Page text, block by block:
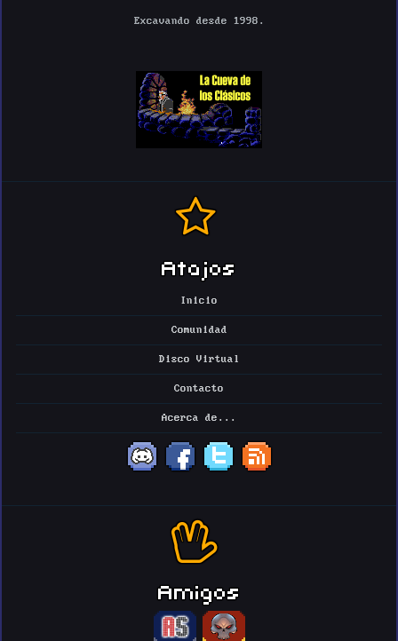
Excavando desde 1998.
Atajos
Inicio
Comunidad
Disco Virtual
Contacto
Acerca de...
Amigos